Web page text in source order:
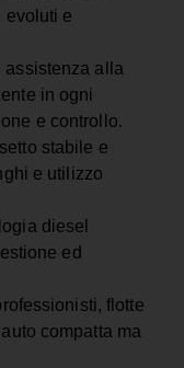
evoluti e
assistenza alla
in ogni
e controllo.
stabile e
e utilizzo
diesel
ed
flotte
compatta ma